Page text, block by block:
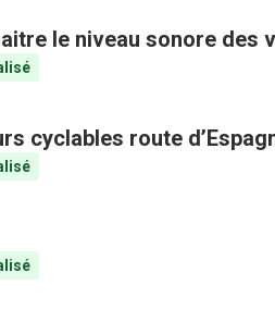
le niveau sonore des
cyclables route